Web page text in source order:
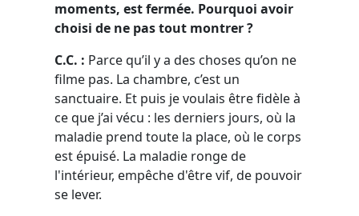
moments, est fermée. Pourquoi avoir
choisi de ne pas tout montrer ?
C.C. : Parce qu’il y a des choses qu’on ne
filme pas. La chambre, c’est un
sanctuaire. Et puis je voulais être fidèle à
ce que j’ai vécu : les derniers jours, où la
maladie prend toute la place, où le corps
est épuisé. La maladie ronge de
l'intérieur, empêche d'être vif, de pouvoir
se lever.